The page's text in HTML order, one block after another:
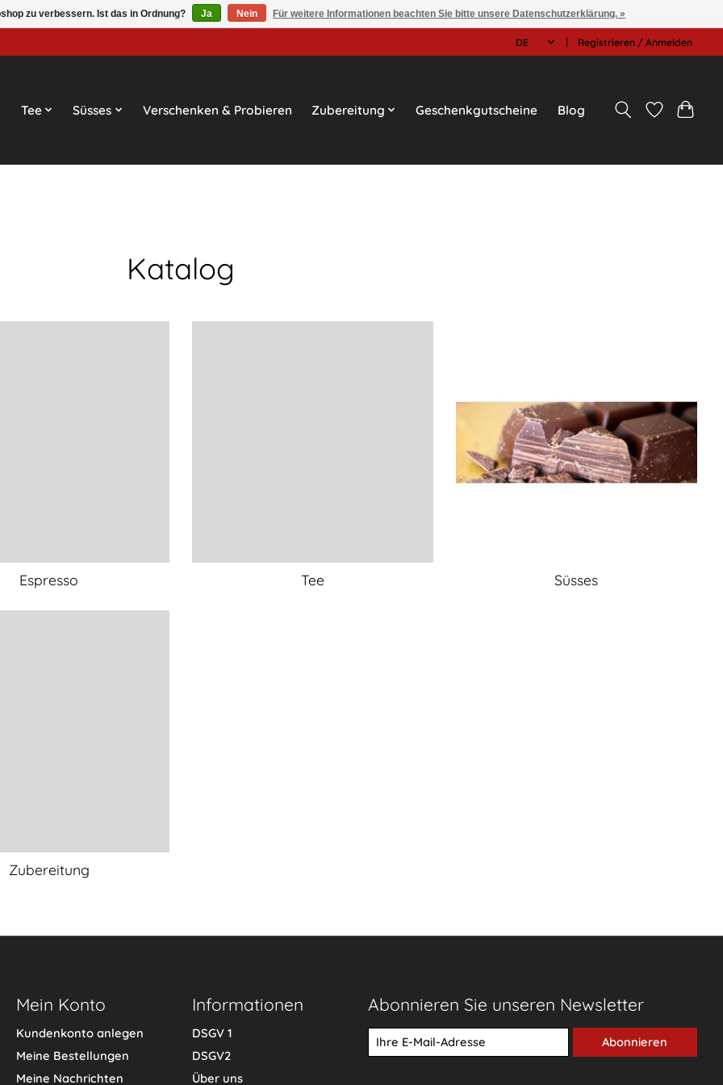
DE Registrieren / Anmelden
Tee Süsses Verschenken & Probieren Zubereitung Geschenkgutscheine Blog
Katalog
Espresso Tee Süsses
Zubereitung
Mein Konto
Kundenkonto anlegen
Meine Bestellungen
Meine Nachrichten
Informationen
DSGV 1
DSGV2
Über uns
Abonnieren Sie unseren Newsletter
Abonnieren
zu verbessern. Ist das in Ordnung? Ja Nein Für weitere Informationen beachten Sie bitte unsere Datenschutzerklärung. »